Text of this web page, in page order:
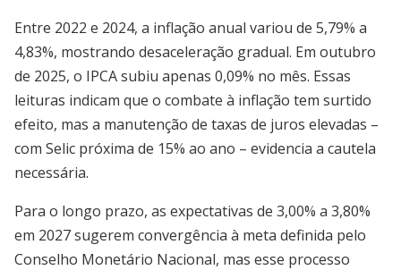
Entre 2022 e 2024, a inflação anual variou de 5,79% a
4,83%, mostrando desaceleração gradual. Em outubro
de 2025, o IPCA subiu apenas 0,09% no mês. Essas
leituras indicam que o combate à inflação tem surtido
efeito, mas a manutenção de taxas de juros elevadas –
com Selic próxima de 15% ao ano – evidencia a cautela
necessária.
Para o longo prazo, as expectativas de 3,00% a 3,80%
em 2027 sugerem convergência à meta definida pelo
Conselho Monetário Nacional, mas esse processo